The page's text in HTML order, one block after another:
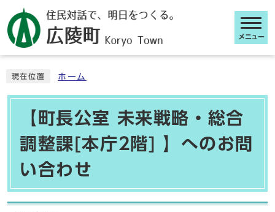
メニュー
現在位置 ホーム
【町長公室 未来戦略・総合
調整課[本庁2階] 】へのお問
い合わせ